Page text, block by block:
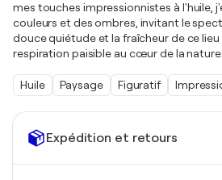
Expédition et retours
mes touches impressionnistes à l'huile,
couleurs et des ombres, invitant le
douce quiétude et la fraîcheur de ce
respiration paisible au cœur de la nature.
Huile Paysage Figuratif